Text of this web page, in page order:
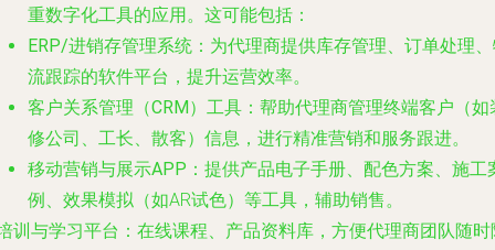
重数字化工具的应用。这可能包括：
ERP/进销存管理系统 ：为代理商提供库存管理、订单处理
流跟踪的软件平台，提升运营效率。
客户关系管理（CRM）工具 ：帮助代理商管理终端客户（如
修公司、工长、散客）信息，进行精准营销和服务跟进。
移动营销与展示APP ：提供产品电子手册、配色方案、施工
例、效果模拟（如AR试色）等工具，辅助销售。
训与学习平台 ：在线课程、产品资料库，方便代理商团队随时